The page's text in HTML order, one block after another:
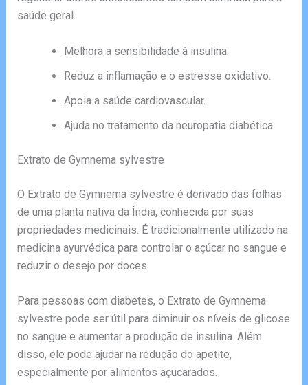
saúde geral.
Melhora a sensibilidade à insulina.
Reduz a inflamação e o estresse oxidativo.
Apoia a saúde cardiovascular.
Ajuda no tratamento da neuropatia diabética.
Extrato de Gymnema sylvestre
O Extrato de Gymnema sylvestre é derivado das folhas
de uma planta nativa da Índia, conhecida por suas
propriedades medicinais. É tradicionalmente utilizado na
medicina ayurvédica para controlar o açúcar no sangue e
reduzir o desejo por doces.
Para pessoas com diabetes, o Extrato de Gymnema
sylvestre pode ser útil para diminuir os níveis de glicose
no sangue e aumentar a produção de insulina. Além
disso, ele pode ajudar na redução do apetite,
especialmente por alimentos açucarados.